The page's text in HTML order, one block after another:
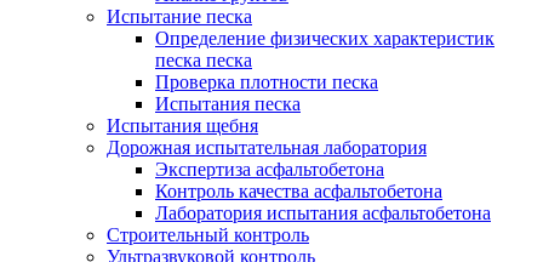
Испытание песка
Определение физических характеристик
песка песка
Проверка плотности песка
Испытания песка
Испытания щебня
Дорожная испытательная лаборатория
Экспертиза асфальтобетона
Контроль качества асфальтобетона
Лаборатория испытания асфальтобетона
Строительный контроль
Ультразвуковой контроль